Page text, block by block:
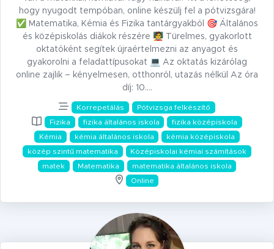
hogy nyugodt tempóban, online készülj fel a pótvizsgára!
✅ Matematika, Kémia és Fizika tantárgyakból 🎯 Általános
és középiskolás diákok részére 🧑‍🏫 Türelmes, gyakorlott
oktatóként segítek újraértelmezni az anyagot és
gyakorolni a feladattípusokat 💻 Az oktatás kizárólag
online zajlik – kényelmesen, otthonról, utazás nélkül Az óra
díj: 10.…
Korrepetálás
Pótvizsga felkészítő
Fizika
fizika általános iskola
fizika középiskola
Kémia
kémia általános iskola
kémia középiskola
közép szintű matematika
Középiskolai kémiai számítások
matek
Matematika
matematika általános iskola
Online